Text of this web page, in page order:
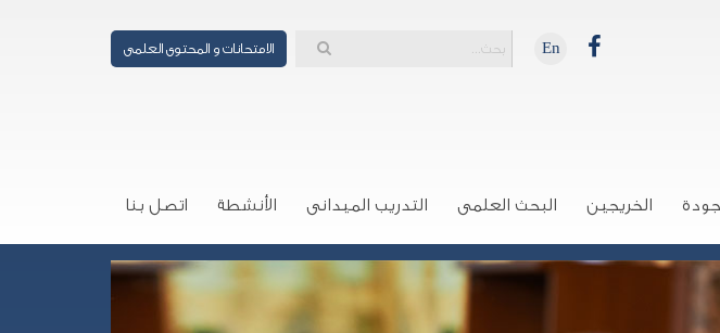
الامتحانات و المحتوى العلمى En
الخريجين البحث العلمى التدريب الميدانى الأنشطة اتصل بنا